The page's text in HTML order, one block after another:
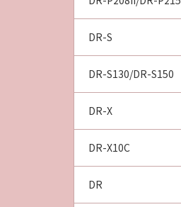
DR-S
DR-S130/DR-S150
DR-X
DR-X10C
DR